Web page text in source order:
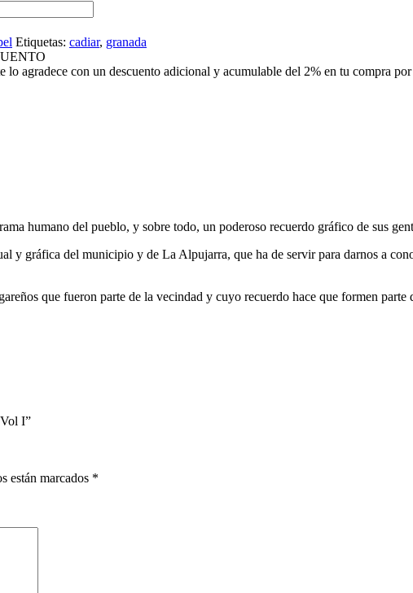
Etiquetas: cadiar, granada
agradece con un descuento adicional y acumulable del 2% en tu compra
humano del pueblo, y sobre todo, un poderoso recuerdo gráfico de sus
y gráfica del municipio y de La Alpujarra, que ha de servir para darnos a
que fueron parte de la vecindad y cuyo re­cuerdo hace que formen parte
I”
están marcados *